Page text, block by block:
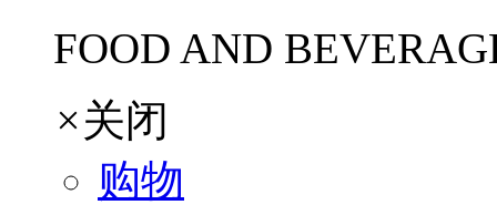
FOOD AND
×关闭
购物